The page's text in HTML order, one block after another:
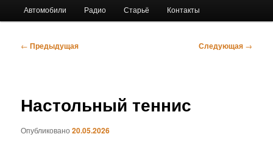
Автомобили Радио Старьё Контакты
Навигация
← Предыдущая Следующая →
Настольный теннис
Опубликовано20.05.2026